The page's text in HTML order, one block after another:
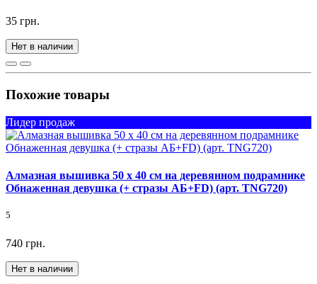
35 грн.
Нет в наличии
Похожие товары
Лидер продаж
Алмазная вышивка 50 х 40 см на деревянном подрамнике
Обнаженная девушка (+ стразы АБ+FD) (арт. TNG720)
5
740 грн.
Нет в наличии